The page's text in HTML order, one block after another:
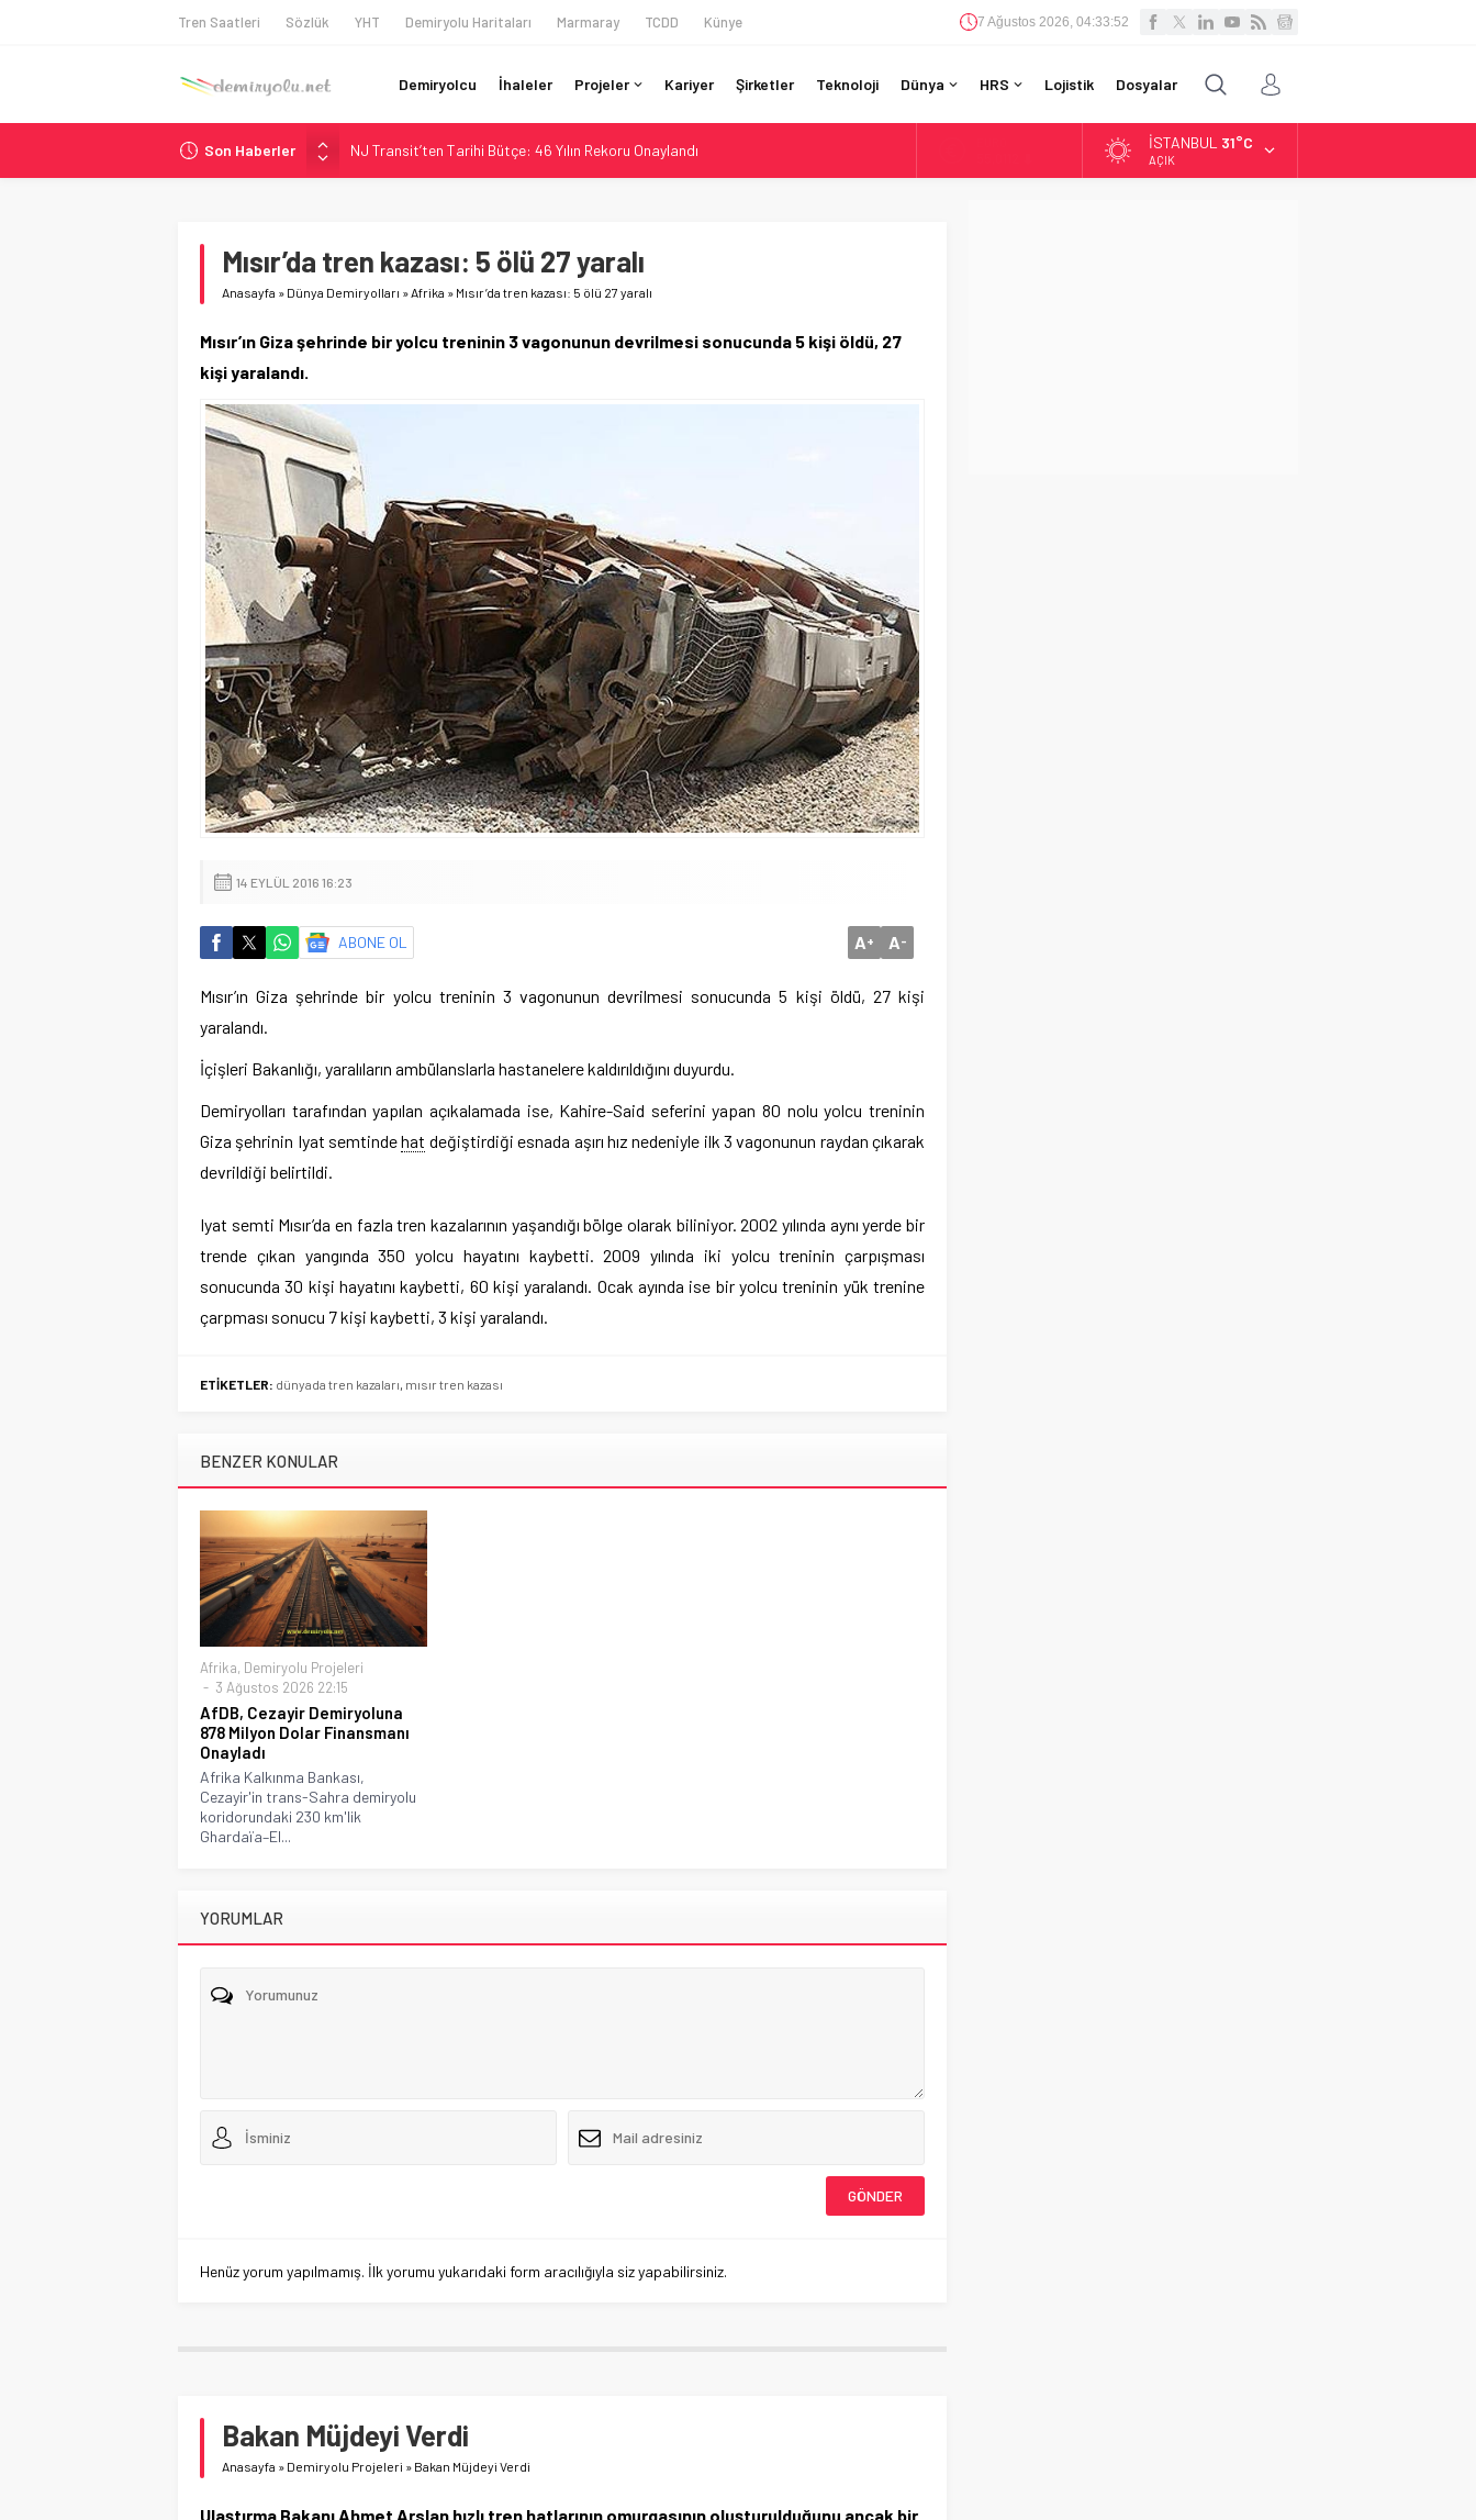
Tren Saatleri Sözlük YHT Demiryolu Haritaları Marmaray TCDD Künye 7 Ağustos 2026, 04:33:53
Demiryolcu İhaleler Projeler Kariyer Şirketler Teknoloji Dünya HRS Lojistik Dosyalar
Son Haberler
NJ Transit’ten Tarihi Bütçe: 46 Yılın Rekoru Onaylandı
Rocky Mountain, Güneş Enerjili Tesisten İlk Rayı Sevk Etti
Long Beach Limanı’na 58 Milyon Dolarlık Yeşil Yatırım Ödülü
Chicago’da Metra Polisi BVLOS Drone’larla Müdahale Süresini Kısalttı
İSTANBUL 31°C
AÇIK
Mısır’da tren kazası: 5 ölü 27 yaralı
Anasayfa » Dünya Demiryolları »Afrika » Mısır’da tren kazası: 5 ölü 27 yaralı
Mısır’ın Giza şehrinde bir yolcu treninin 3 vagonunun devrilmesi sonucunda 5 kişi öldü, 27
kişi yaralandı.
14 EYLÜL 2016 16:23
ABONE OL A+ A-
Mısır’ın Giza şehrinde bir yolcu treninin 3 vagonunun devrilmesi sonucunda 5 kişi öldü, 27 kişi
yaralandı.
İçişleri Bakanlığı, yaralıların ambülanslarla hastanelere kaldırıldığını duyurdu.
Demiryolları tarafından yapılan açıkalamada ise, Kahire-Said seferini yapan 80 nolu yolcu treninin
Giza şehrinin Iyat semtindehat değiştirdiği esnada aşırı hız nedeniyle ilk 3 vagonunun raydan çıkarak
devrildiği belirtildi.
Iyat semti Mısır’da en fazla tren kazalarının yaşandığı bölge olarak biliniyor. 2002 yılında aynı yerde bir
trende çıkan yangında 350 yolcu hayatını kaybetti. 2009 yılında iki yolcu treninin çarpışması
sonucunda 30 kişi hayatını kaybetti, 60 kişi yaralandı. Ocak ayında ise bir yolcu treninin yük trenine
çarpması sonucu 7 kişi kaybetti, 3 kişi yaralandı.
ETİKETLER: dünyada tren kazaları, mısır tren kazası
BENZER KONULAR
Afrika, Demiryolu Projeleri
3 Ağustos 2026 22:15
AfDB, Cezayir Demiryoluna
878 Milyon Dolar Finansmanı
Onayladı
Afrika Kalkınma Bankası,
Cezayir'in trans-Sahra demiryolu
koridorundaki 230 km'lik
Ghardaïa–El...
YORUMLAR
Henüz yorum yapılmamış. İlk yorumu yukarıdaki form aracılığıyla siz yapabilirsiniz.
Bakan Müjdeyi Verdi
Anasayfa » Demiryolu Projeleri » Bakan Müjdeyi Verdi
Ulaştırma Bakanı Ahmet Arslan hızlı tren hatlarının omurgasının oluşturulduğunu ancak bir